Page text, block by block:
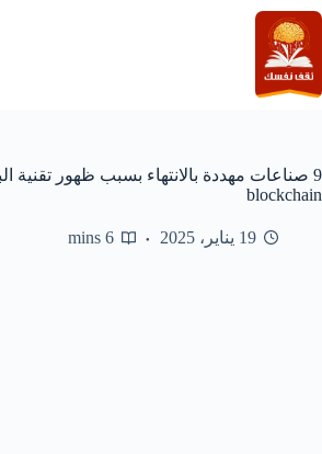
التجاوز
إلى
المحتوى
9 صناعات مهددة بالانتهاء بسبب ظهور تقنية
blockchain
19 يناير، 2025 6 mins